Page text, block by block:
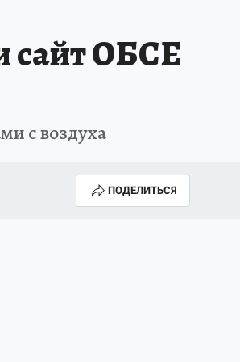
сайт ОБСЕ
с воздуха
ПОДЕЛИТЬСЯ